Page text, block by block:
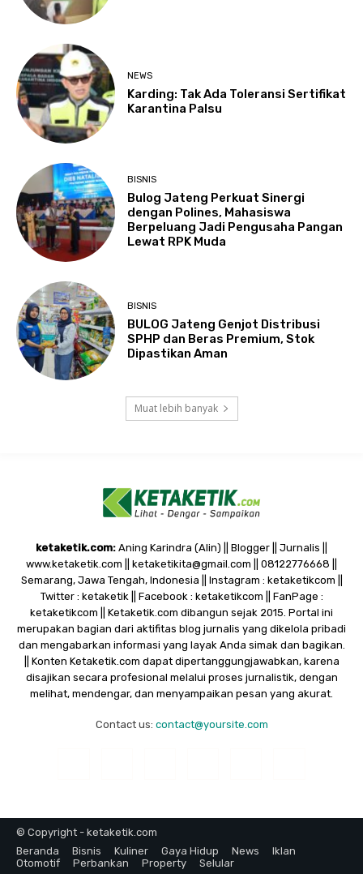
NEWS
Karding: Tak Ada Toleransi Sertifikat
Karantina Palsu
BISNIS
Bulog Jateng Perkuat Sinergi
dengan Polines, Mahasiswa
Berpeluang Jadi Pengusaha Pangan
Lewat RPK Muda
BISNIS
BULOG Jateng Genjot Distribusi
SPHP dan Beras Premium, Stok
Dipastikan Aman
Muat lebih banyak
ketaketik.com: Aning Karindra (Alin) || Blogger || Jurnalis ||
www.ketaketik.com || ketaketikita@gmail.com || 08122776668 ||
Semarang, Jawa Tengah, Indonesia || Instagram : ketaketikcom ||
Twitter : ketaketik || Facebook : ketaketikcom || FanPage :
ketaketikcom || Ketaketik.com dibangun sejak 2015. Portal ini
merupakan bagian dari aktifitas blog jurnalis yang dikelola pribadi
dan mengabarkan informasi yang layak Anda simak dan bagikan.
|| Konten Ketaketik.com dapat dipertanggungjawabkan, karena
disajikan secara profesional melalui proses jurnalistik, dengan
melihat, mendengar, dan menyampaikan pesan yang akurat.
Contact us: contact@yoursite.com
© Copyright - ketaketik.com
Beranda
Bisnis Kuliner Gaya Hidup News
Iklan
Otomotif
Perbankan Property Selular